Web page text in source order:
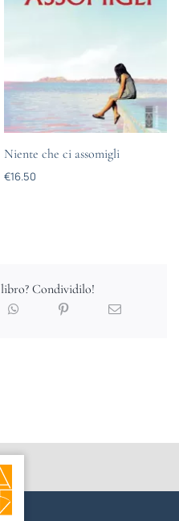
Niente che ci assomigli
€16.50
Condividilo!